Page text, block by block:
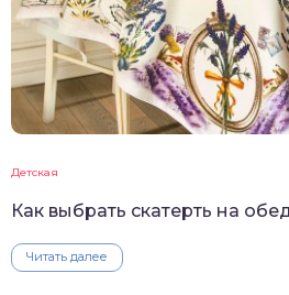
Детская
Как выбрать скатерть на
Читать далее